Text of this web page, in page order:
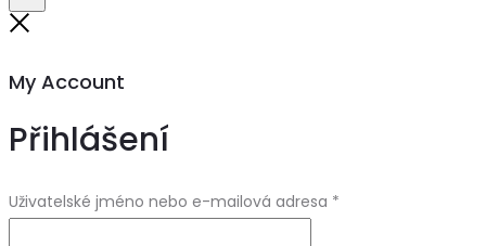
My Account
Přihlášení
Uživatelské jméno nebo e-mailová adresa *